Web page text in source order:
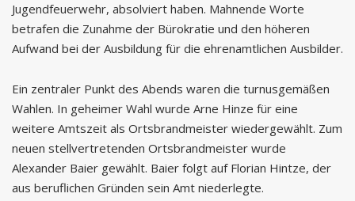
Jugendfeuerwehr, absolviert haben. Mahnende Worte
betrafen die Zunahme der Bürokratie und den höheren
Aufwand bei der Ausbildung für die ehrenamtlichen Ausbilder.
Ein zentraler Punkt des Abends waren die turnusgemäßen
Wahlen. In geheimer Wahl wurde Arne Hinze für eine
weitere Amtszeit als Ortsbrandmeister wiedergewählt. Zum
neuen stellvertretenden Ortsbrandmeister wurde
Alexander Baier gewählt. Baier folgt auf Florian Hintze, der
aus beruflichen Gründen sein Amt niederlegte.